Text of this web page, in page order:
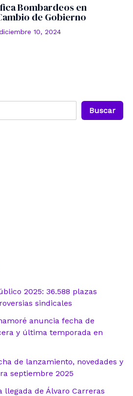
Bombardeos en
de Gobierno
10, 2024
Buscar
2025: 36.588 plazas
sindicales
anuncia fecha de
y última temporada en
de lanzamiento, novedades y
septiembre 2025
llegada de Álvaro Carreras